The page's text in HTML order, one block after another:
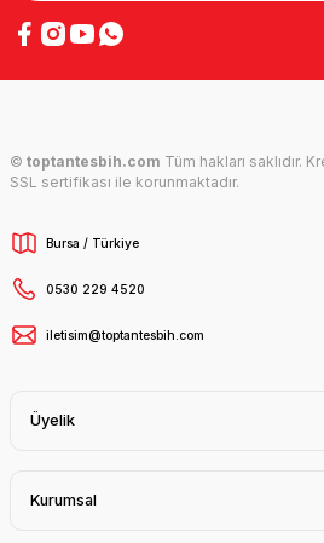
© toptantesbih.com Tüm hakları saklıdır.
SSL sertifikası ile korunmaktadır.
Bursa / Türkiye
0530 229 4520
iletisim@toptantesbih.com
Üyelik
Kurumsal